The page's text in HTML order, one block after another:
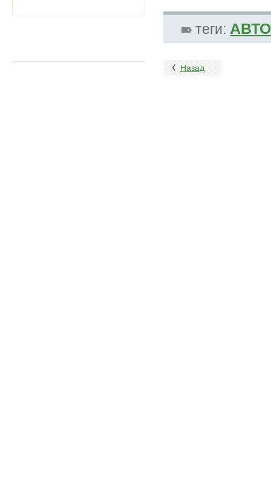
теги:
Назад